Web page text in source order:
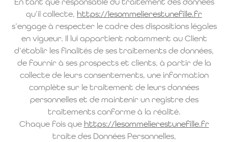
En tant que responsable du traitement des données
qu’il collecte, https://lesommelierestunefille.fr
s’engage à respecter le cadre des dispositions légales
en vigueur. Il lui appartient notamment au Client
d’établir les finalités de ses traitements de données,
de fournir à ses prospects et clients, à partir de la
collecte de leurs consentements, une information
complète sur le traitement de leurs données
personnelles et de maintenir un registre des
traitements conforme à la réalité.
Chaque fois que https://lesommelierestunefille.fr
traite des Données Personnelles,